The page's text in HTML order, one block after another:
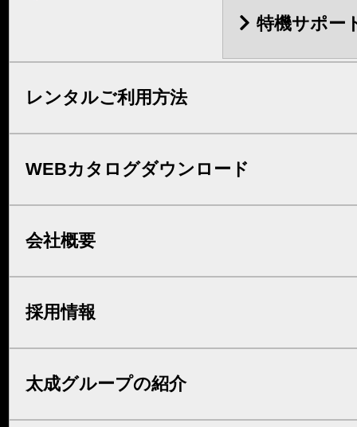
特機サポー
レンタルご利用方法
WEBカタログダウンロード
会社概要
採用情報
太成グループの紹介